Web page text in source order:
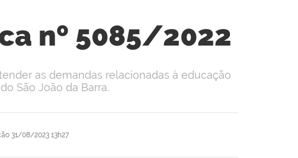
nº 5085/2022
31/08/2023 13h27
as demandas relacionadas à educação
São João da Barra.